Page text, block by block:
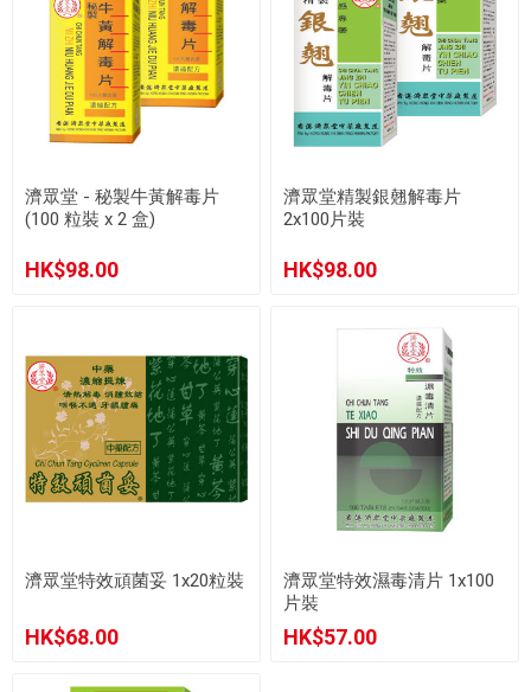
濟眾堂 - 秘製牛黃解毒片
(100 粒裝 x 2 盒)
HK$98.00
濟眾堂精製銀翹解毒片
2x100片裝
HK$98.00
濟眾堂特效頑菌妥 1x20粒裝
HK$68.00
濟眾堂特效濕毒清片 1x100
片裝
HK$57.00